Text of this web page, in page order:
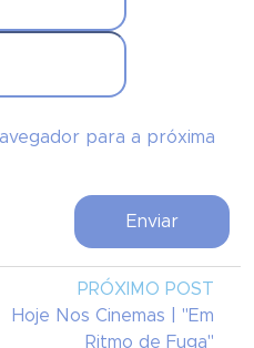
para a próxima
PRÓXIMO POST
Hoje Nos Cinemas | "Em
Ritmo de Fuga"